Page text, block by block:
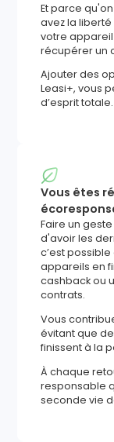
Et parce
avez la
votre
récupérer un
Ajouter des
Leasi+, vous
d’esprit
Vous êtes
Faire un
d'avoir les
c’est
appareils en
cashback ou
contrats.
Vous
évitant que
finissent à la
À chaque
responsable
seconde vie